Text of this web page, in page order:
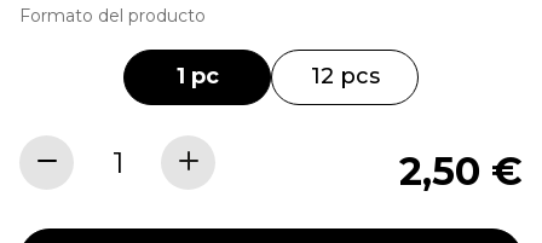
Formato del producto
1 pc 12 pcs
2,50 €